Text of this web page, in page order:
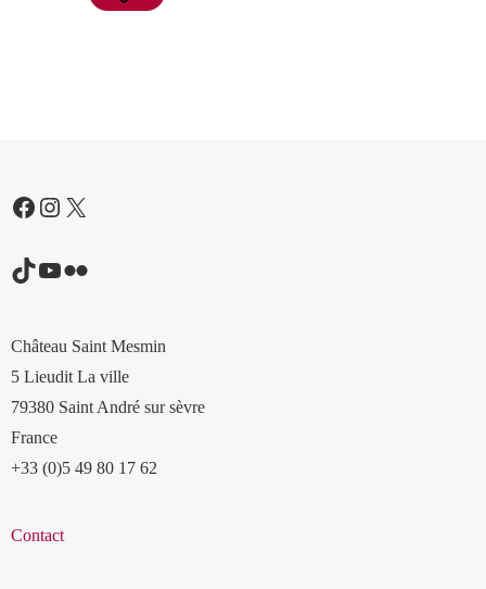
Facebook
Instagram
X
TikTok
YouTube
Flickr
Château Saint Mesmin
5 Lieudit La ville
79380 Saint André sur sèvre
France
+33 (0)5 49 80 17 62
Contact